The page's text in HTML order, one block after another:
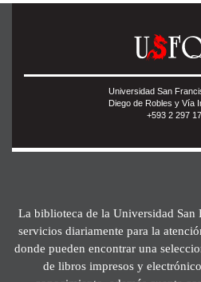
Universidad San
Diego de Robles y Vía
+593 2 297
La biblioteca de la Universidad San
servicios diariamente para la
donde pueden encontrar una
de libros impresos y